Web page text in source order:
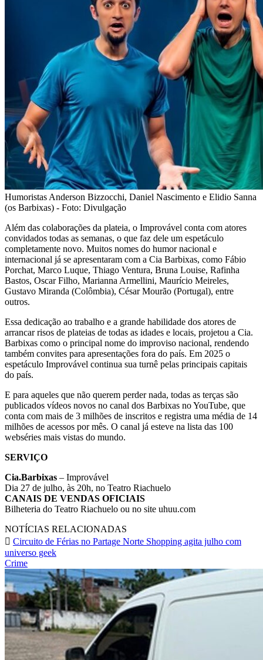
Humoristas Anderson Bizzocchi, Daniel Nascimento e Elidio Sanna
(os Barbixas) - Foto: Divulgação
Além das colaborações da plateia, o Improvável conta com atores
convidados todas as semanas, o que faz dele um espetáculo
completamente novo. Muitos nomes do humor nacional e
internacional já se apresentaram com a Cia Barbixas, como Fábio
Porchat, Marco Luque, Thiago Ventura, Bruna Louise, Rafinha
Bastos, Oscar Filho, Marianna Armellini, Maurício Meireles,
Gustavo Miranda (Colômbia), César Mourão (Portugal), entre
outros.
Essa dedicação ao trabalho e a grande habilidade dos atores de
arrancar risos de plateias de todas as idades e locais, projetou a Cia.
Barbixas como o principal nome do improviso nacional, rendendo
também convites para apresentações fora do país. Em 2025 o
espetáculo Improvável continua sua turnê pelas principais capitais
do país.
E para aqueles que não querem perder nada, todas as terças são
publicados vídeos novos no canal dos Barbixas no YouTube, que
conta com mais de 3 milhões de inscritos e registra uma média de 14
milhões de acessos por mês. O canal já esteve na lista das 100
webséries mais vistas do mundo.
SERVIÇO
Cia.Barbixas – Improvável
Dia 27 de julho, às 20h, no Teatro Riachuelo
CANAIS DE VENDAS OFICIAIS
Bilheteria do Teatro Riachuelo ou no site uhuu.com
NOTÍCIAS RELACIONADAS
Circuito de Férias no Partage Norte Shopping agita julho com
universo geek
Crime